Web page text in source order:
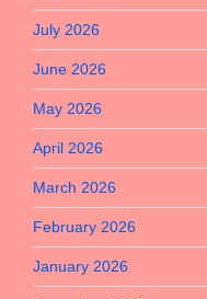
July 2026
June 2026
May 2026
April 2026
March 2026
February 2026
January 2026